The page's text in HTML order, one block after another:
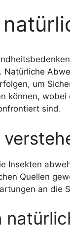
um
können,
sind.
Insekten
Quellen
an die